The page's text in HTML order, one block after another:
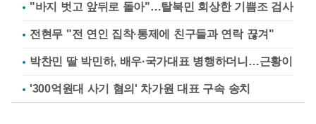
"바지 벗고 앞뒤로 돌아"…탈북민 회상한 기쁨조 검사
전현무 "전 연인 집착·통제에 친구들과 연락 끊겨"
박찬민 딸 박민하, 배우·국가대표 병행하더니…근황이
'300억원대 사기 혐의' 차가원 대표 구속 송치